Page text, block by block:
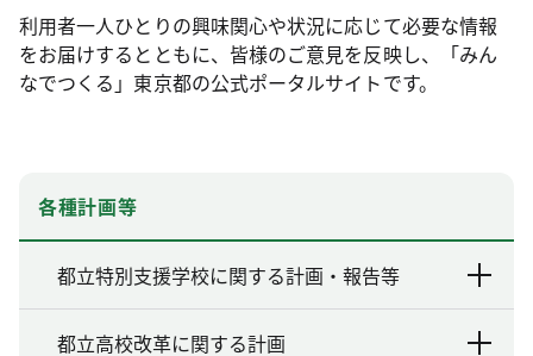
利用者一人ひとりの興味関心や状況に応じて必要な情報
をお届けするとともに、皆様のご意見を反映し、「みん
なでつくる」東京都の公式ポータルサイトです。
各種計画等
都立特別支援学校に関する計画・報告等
都立高校改革に関する計画